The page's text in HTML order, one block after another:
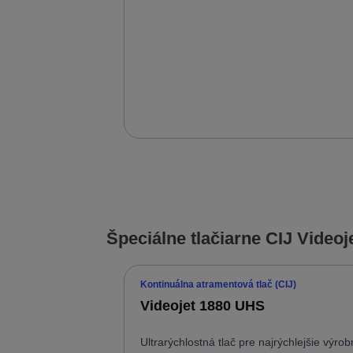
Špeciálne tlačiarne CIJ
Kontinuálna atramentová tlač (CIJ)
Videojet 1880 UHS
Ultrarýchlostná tlač pre najrýchlejšie